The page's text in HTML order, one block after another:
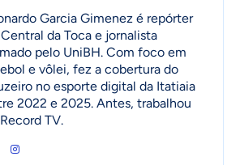
Garcia Gimenez é repórter
da Toca e jornalista
pelo UniBH. Com foco em
e vôlei, fez a cobertura do
no esporte digital da Itatiaia
2022 e 2025. Antes, trabalhou
TV.